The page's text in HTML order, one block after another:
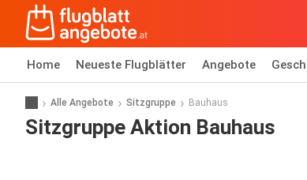
Home Neueste Flugblätter Angebote
Alle Angebote Sitzgruppe Bauhaus
Sitzgruppe Aktion Bauhaus